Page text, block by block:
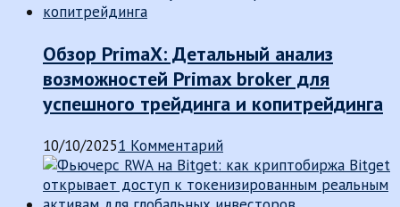
Обзор PrimaX: Детальный анализ
возможностей Primax broker для
успешного трейдинга и копитрейдинга
10/10/20251 Комментарий